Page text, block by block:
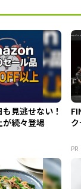
見逃せない！
が続々登場